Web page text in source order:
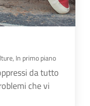
, In primo piano
da tutto
che vi